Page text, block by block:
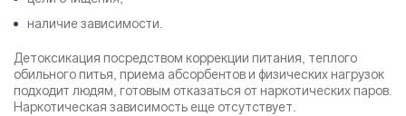
наличие зависимости.
Детоксикация посредством коррекции питания, теплого
обильного питья, приема абсорбентов и физических нагрузок
подходит людям, готовым отказаться от наркотических паров.
Наркотическая зависимость еще отсутствует.